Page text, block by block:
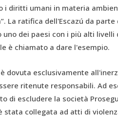
i diritti umani in materia
La ratifica dell'Escazú da parte
dei paesi con i più alti livelli
è chiamato a dare l'esempio.
dovuta esclusivamente
ritenute responsabili. Ad
di escludere la società
stata collegata ad atti di